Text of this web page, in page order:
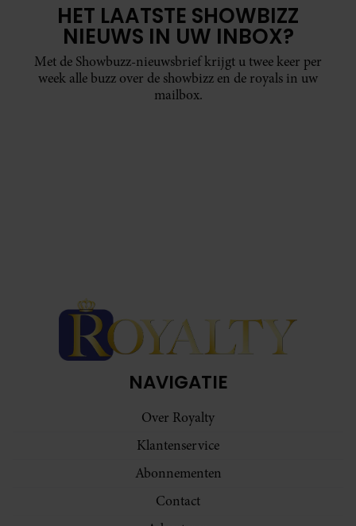
HET LAATSTE SHOWBIZZ
NIEUWS IN UW INBOX?
Met de Showbuzz-nieuwsbrief krijgt u twee keer per
week alle buzz over de showbizz en de royals in uw
mailbox.
NAVIGATIE
Over Royalty
Klantenservice
Abonnementen
Contact